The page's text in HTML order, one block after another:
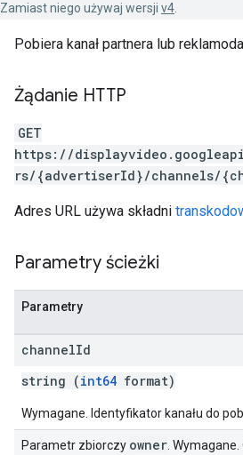
Zamiast niego używaj wersji v4
Pobiera kanał partnera lub
Żądanie HTTP
GET
https://
rs/{advertiserId}/channels/
Adres URL używa składni
Parametry ścieżki
Parametry
channelId
string (int64 format)
Wymagane. Identyfikator kanału do
Parametr zbiorczy owner .